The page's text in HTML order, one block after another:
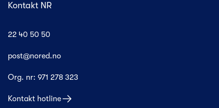
Kontakt NR
22 40 50 50
post@nored.no
Org. nr: 971 278 323
Kontakt hotline